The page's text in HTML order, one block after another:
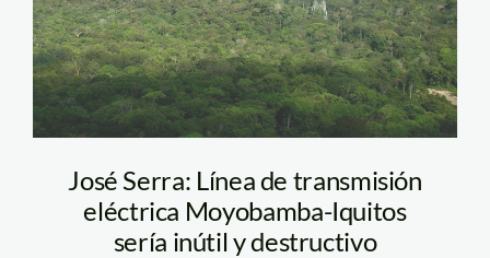
José Serra: Línea de transmisión
eléctrica Moyobamba-Iquitos
sería inútil y destructivo